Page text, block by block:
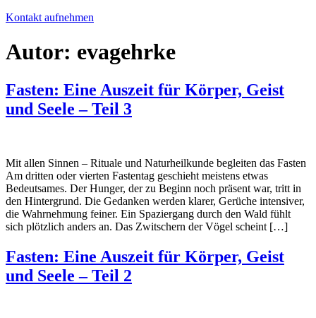
Kontakt aufnehmen
Autor: evagehrke
Fasten: Eine Auszeit für Körper, Geist
und Seele – Teil 3
Mit allen Sinnen – Rituale und Naturheilkunde begleiten das Fasten
Am dritten oder vierten Fastentag geschieht meistens etwas
Bedeutsames. Der Hunger, der zu Beginn noch präsent war, tritt in
den Hintergrund. Die Gedanken werden klarer, Gerüche intensiver,
die Wahrnehmung feiner. Ein Spaziergang durch den Wald fühlt
sich plötzlich anders an. Das Zwitschern der Vögel scheint […]
Fasten: Eine Auszeit für Körper, Geist
und Seele – Teil 2